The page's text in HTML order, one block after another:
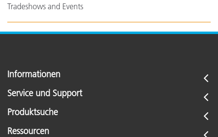
Tradeshows and Events
Informationen
Service und Support
Produktsuche
Ressourcen